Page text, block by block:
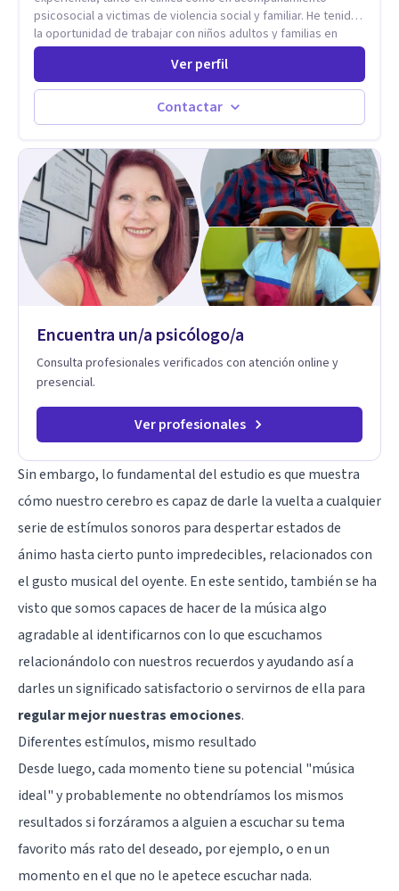
psicosocial a victimas de violencia social y familiar. He tenido
la oportunidad de trabajar con niños adultos y familias en
todos los espacios y esto me ha dado un una variedad de
aprendizajes que ahora pongo a tu disposicion. En la
actualidad puedo atenderte de manera presencial y/o virtual,
de lunes a sabado. el costo de cada sesión lo acordamos en
el primer contacto
Ver perfil
Contactar
Encuentra un/a psicólogo/a
Consulta profesionales verificados con atención online y
presencial.
Ver profesionales
Sin embargo, lo fundamental del estudio es que muestra
cómo nuestro cerebro es capaz de darle la vuelta a cualquier
serie de estímulos sonoros para despertar estados de
ánimo hasta cierto punto impredecibles, relacionados con
el gusto musical del oyente. En este sentido, también se ha
visto que somos capaces de hacer de la música algo
agradable al identificarnos con lo que escuchamos
relacionándolo con nuestros recuerdos y ayudando así a
darles un significado satisfactorio o servirnos de ella para
regular mejor nuestras emociones.
Diferentes estímulos, mismo resultado
Desde luego, cada momento tiene su potencial "música
ideal" y probablemente no obtendríamos los mismos
resultados si forzáramos a alguien a escuchar su tema
favorito más rato del deseado, por ejemplo, o en un
momento en el que no le apetece escuchar nada.